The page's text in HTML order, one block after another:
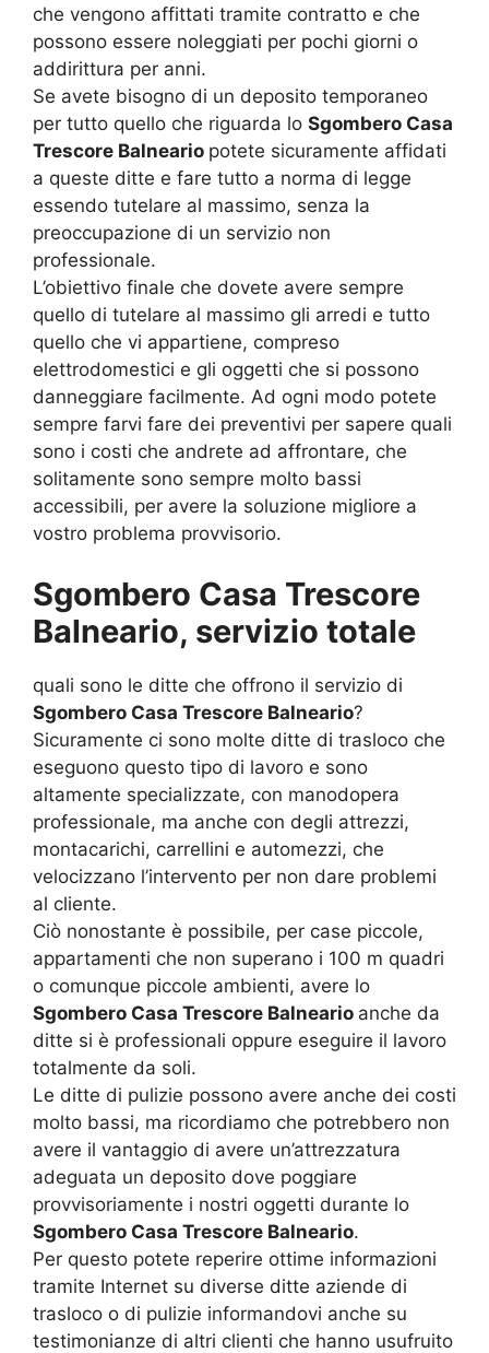
che vengono affittati tramite contratto e che
possono essere noleggiati per pochi giorni o
addirittura per anni.
Se avete bisogno di un deposito temporaneo
per tutto quello che riguarda lo Sgombero Casa
Trescore Balneario potete sicuramente affidati
a queste ditte e fare tutto a norma di legge
essendo tutelare al massimo, senza la
preoccupazione di un servizio non
professionale.
L’obiettivo finale che dovete avere sempre
quello di tutelare al massimo gli arredi e tutto
quello che vi appartiene, compreso
elettrodomestici e gli oggetti che si possono
danneggiare facilmente. Ad ogni modo potete
sempre farvi fare dei preventivi per sapere quali
sono i costi che andrete ad affrontare, che
solitamente sono sempre molto bassi
accessibili, per avere la soluzione migliore a
vostro problema provvisorio.
Sgombero Casa Trescore
Balneario, servizio totale
quali sono le ditte che offrono il servizio di
Sgombero Casa Trescore Balneario?
Sicuramente ci sono molte ditte di trasloco che
eseguono questo tipo di lavoro e sono
altamente specializzate, con manodopera
professionale, ma anche con degli attrezzi,
montacarichi, carrellini e automezzi, che
velocizzano l’intervento per non dare problemi
al cliente.
Ciò nonostante è possibile, per case piccole,
appartamenti che non superano i 100 m quadri
o comunque piccole ambienti, avere lo
Sgombero Casa Trescore Balneario anche da
ditte si è professionali oppure eseguire il lavoro
totalmente da soli.
Le ditte di pulizie possono avere anche dei costi
molto bassi, ma ricordiamo che potrebbero non
avere il vantaggio di avere un’attrezzatura
adeguata un deposito dove poggiare
provvisoriamente i nostri oggetti durante lo
Sgombero Casa Trescore Balneario.
Per questo potete reperire ottime informazioni
tramite Internet su diverse ditte aziende di
trasloco o di pulizie informandovi anche su
testimonianze di altri clienti che hanno usufruito